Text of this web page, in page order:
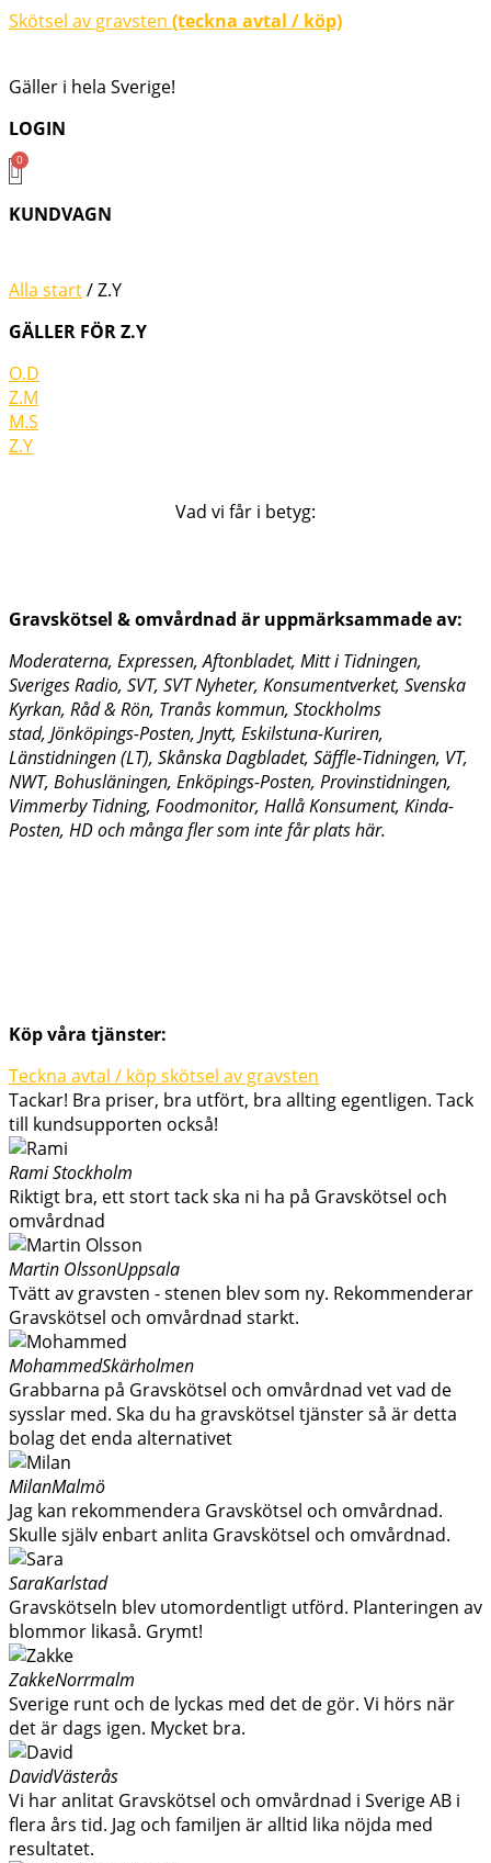
Hoppa
Skötsel av gravsten (teckna avtal / köp)
Gäller i hela Sverige!
LOGIN
KUNDVAGN
Alla start/ Z.Y
GÄLLER FÖR Z.Y
O.D
Z.M
M.S
Z.Y
Vad vi får i betyg:
Gravskötsel & omvårdnad är uppmärksammade av:
Moderaterna, Expressen, Aftonbladet, Mitt i Tidningen,
Sveriges Radio, SVT, SVT Nyheter, Konsumentverket, Svenska
Kyrkan, Råd & Rön, Tranås kommun, Stockholms
stad, Jönköpings-Posten, Jnytt, Eskilstuna-Kuriren,
Länstidningen (LT), Skånska Dagbladet, Säffle-Tidningen, VT,
NWT, Bohusläningen, Enköpings-Posten, Provinstidningen,
Vimmerby Tidning, Foodmonitor, Hallå Konsument, Kinda-
Posten, HDoch många fler som inte får plats här.
Köp våra tjänster:
Teckna avtal / köp skötsel av gravsten
Tackar! Bra priser, bra utfört, bra allting egentligen. Tack
till kundsupporten också!
RamiStockholm
Riktigt bra, ett stort tack ska ni ha på Gravskötsel och
omvårdnad
Martin OlssonUppsala
Tvätt av gravsten - stenen blev som ny. Rekommenderar
Gravskötsel och omvårdnad starkt.
MohammedSkärholmen
Grabbarna på Gravskötsel och omvårdnad vet vad de
sysslar med. Ska du ha gravskötsel tjänster så är detta
bolag det enda alternativet
MilanMalmö
Jag kan rekommendera Gravskötsel och omvårdnad.
Skulle själv enbart anlita Gravskötsel och omvårdnad.
SaraKarlstad
Gravskötseln blev utomordentligt utförd. Planteringen av
blommor likaså. Grymt!
ZakkeNorrmalm
Sverige runt och de lyckas med det de gör. Vi hörs när
det är dags igen. Mycket bra.
DavidVästerås
Vi har anlitat Gravskötsel och omvårdnad i Sverige AB i
flera års tid. Jag och familjen är alltid lika nöjda med
resultatet.